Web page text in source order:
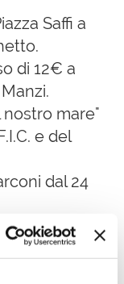
Saffi a
di 12€ a
nostro mare"
e del
dal 24